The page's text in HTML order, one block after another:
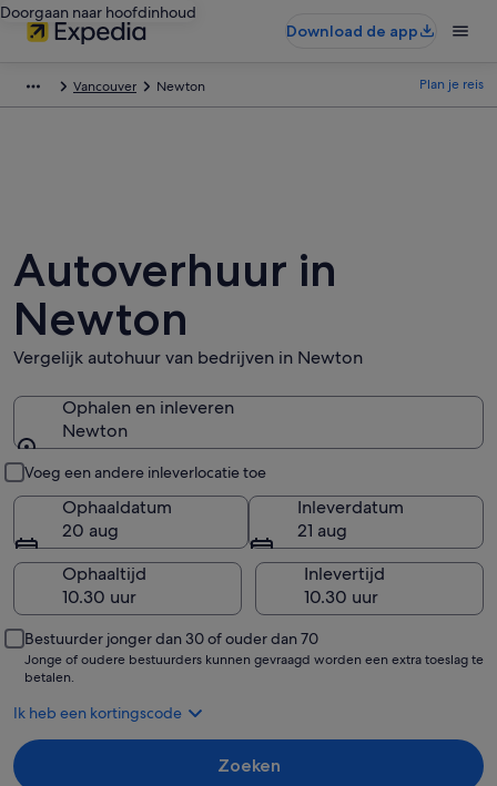
Doorgaan naar hoofdinhoud
Download de app
Vancouver Newton Plan je reis
Autoverhuur in
Newton
Vergelijk autohuur van bedrijven in Newton
Ophalen en inleveren
Newton
Voeg een andere inleverlocatie toe
Ophaaldatum
20 aug
Inleverdatum
21 aug
Ophaaltijd
Inlevertijd
Bestuurder jonger dan 30 of ouder dan 70
Jonge of oudere bestuurders kunnen gevraagd worden een extra toeslag te
betalen.
Ik heb een kortingscode
Zoeken